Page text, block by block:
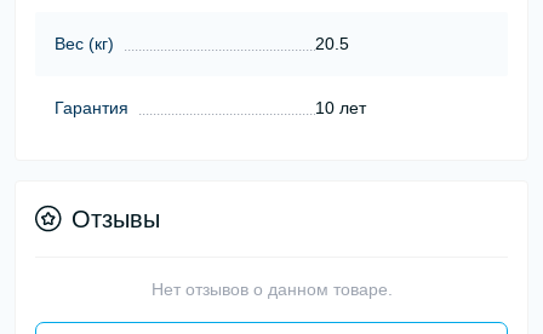
Вес (кг) 20.5
Гарантия 10 лет
Отзывы
Нет отзывов о данном товаре.